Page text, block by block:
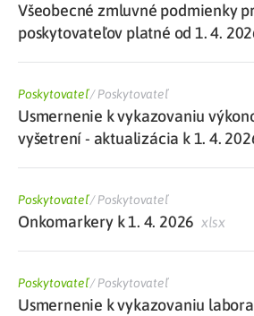
Všeobecné zmluvné podmienky
poskytovateľov platné od 1. 4.
Poskytovateľ/Poskytovateľ
Usmernenie k vykazovaniu
vyšetrení - aktualizácia k 1. 4.
Poskytovateľ/Poskytovateľ
Onkomarkery k 1. 4. 2026 xlsx
Poskytovateľ/Poskytovateľ
Usmernenie k vykazovaniu